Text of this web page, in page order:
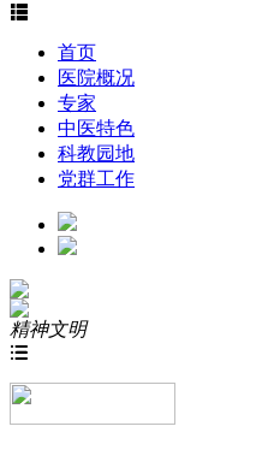

首页
医院概况
专家
中医特色
科教园地
党群工作
精神文明
